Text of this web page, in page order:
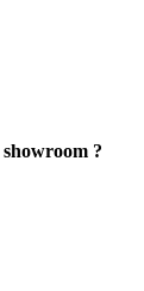
showroom ?